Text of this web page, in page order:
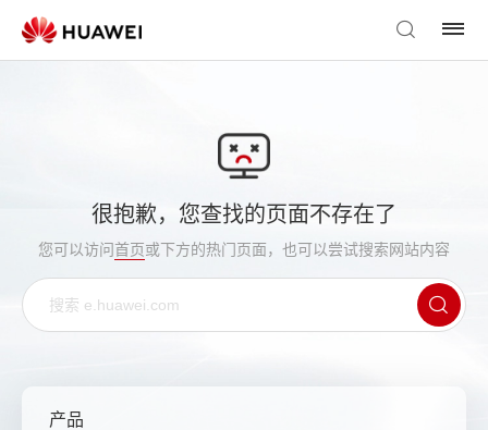
很抱歉，您查找的页面不存在了
您可以访问首页或下方的热门页面，也可以尝试搜索网站内容
产品